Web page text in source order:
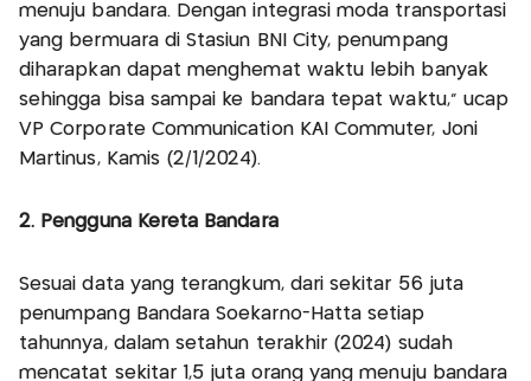
menuju bandara. Dengan integrasi moda transportasi
yang bermuara di Stasiun BNI City, penumpang
diharapkan dapat menghemat waktu lebih banyak
sehingga bisa sampai ke bandara tepat waktu,” ucap
VP Corporate Communication KAI Commuter, Joni
Martinus, Kamis (2/1/2024).
2. Pengguna Kereta Bandara
Sesuai data yang terangkum, dari sekitar 56 juta
penumpang Bandara Soekarno-Hatta setiap
tahunnya, dalam setahun terakhir (2024) sudah
mencatat sekitar 1,5 juta orang yang menuju bandara